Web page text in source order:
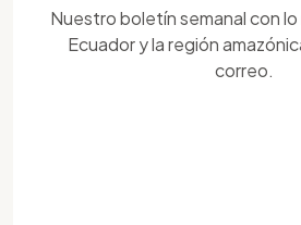
Nuestro boletín semanal con
Ecuador y la región
correo.